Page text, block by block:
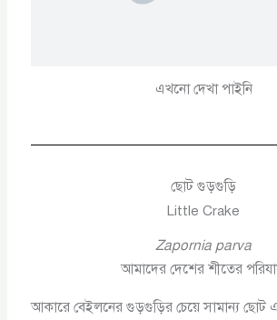
এখনো দেখা পাইনি
ছোট গুড়গুড়ি
Little Crake
Zapornia parva
আমাদের দেশের শীতের
আকারে বেইলনের গুড়গুড়ির চেয়ে সামান্য ছোট